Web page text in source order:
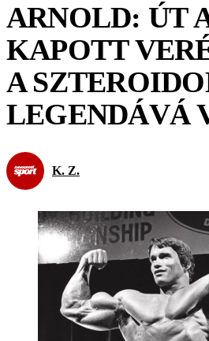
ARNOLD: ÚT
KAPOTT
A
LEGENDÁVÁ
K. Z.